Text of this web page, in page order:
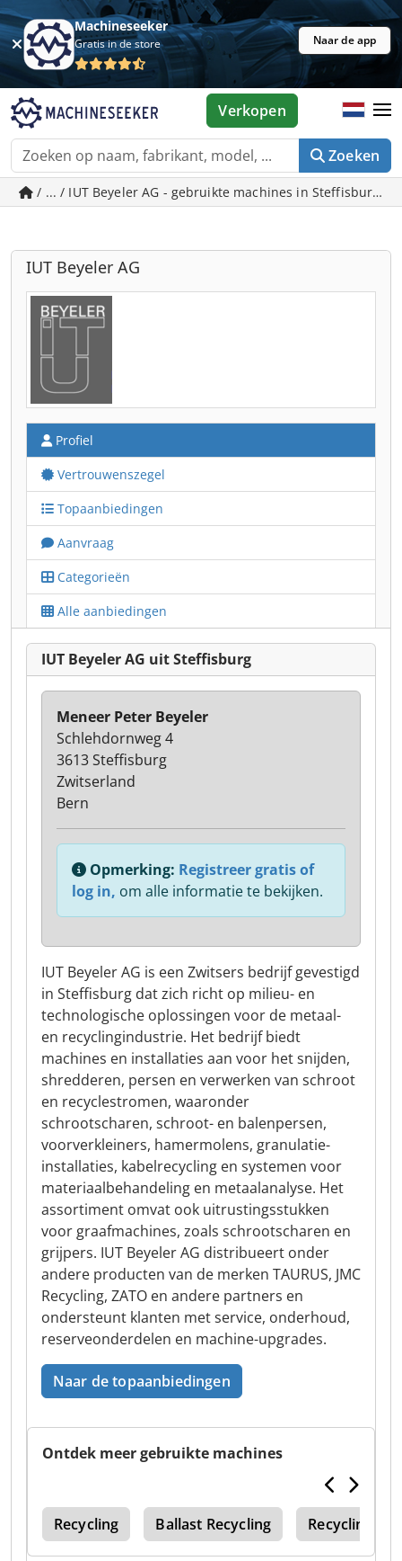
Machineseeker
Gratis in de store Naar de app
Zoeken
Verkopen
/ ... / IUT Beyeler AG - gebruikte machines in Steffisburg
IUT Beyeler AG
Profiel
Vertrouwenszegel
Topaanbiedingen
Aanvraag
Categorieën
Alle aanbiedingen
IUT Beyeler AG uit Steffisburg
IUT Beyeler AG is een Zwitsers bedrijf gevestigd
in Steffisburg dat zich richt op milieu- en
technologische oplossingen voor de metaal-
en recyclingindustrie. Het bedrijf biedt
machines en installaties aan voor het snijden,
shredderen, persen en verwerken van schroot
en recyclestromen, waaronder
schrootscharen, schroot- en balenpersen,
voorverkleiners, hamermolens, granulatie-
installaties, kabelrecycling en systemen voor
materiaalbehandeling en metaalanalyse. Het
assortiment omvat ook uitrustingsstukken
voor graafmachines, zoals schrootscharen en
grijpers. IUT Beyeler AG distribueert onder
andere producten van de merken TAURUS, JMC
Recycling, ZATO en andere partners en
ondersteunt klanten met service, onderhoud,
reserveonderdelen en machine-upgrades.
Naar de topaanbiedingen
Meneer Peter Beyeler
Schlehdornweg 4
3613 Steffisburg
Zwitserland
Bern
Opmerking: Registreer gratis of
log in, om alle informatie te bekijken.
Ontdek meer gebruikte machines
Recycling Ballast Recycling Recyclin